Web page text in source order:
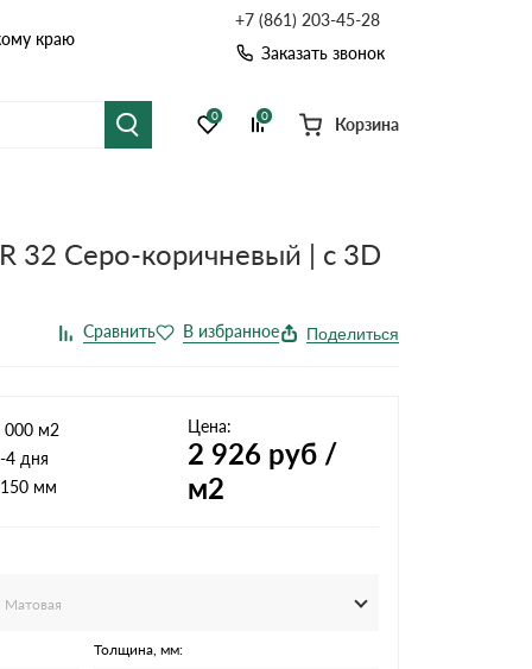
краю
+7 (861) 203-45-28
Заказать звонок
черепица Фальцевая кровля
системы Софиты
0 0 Корзина
32 Серо-коричневый | c 3D
Поделиться
000 м2
4 дня
мм
Цена:
2 926 руб /
м2
Матовая
Толщина, мм: